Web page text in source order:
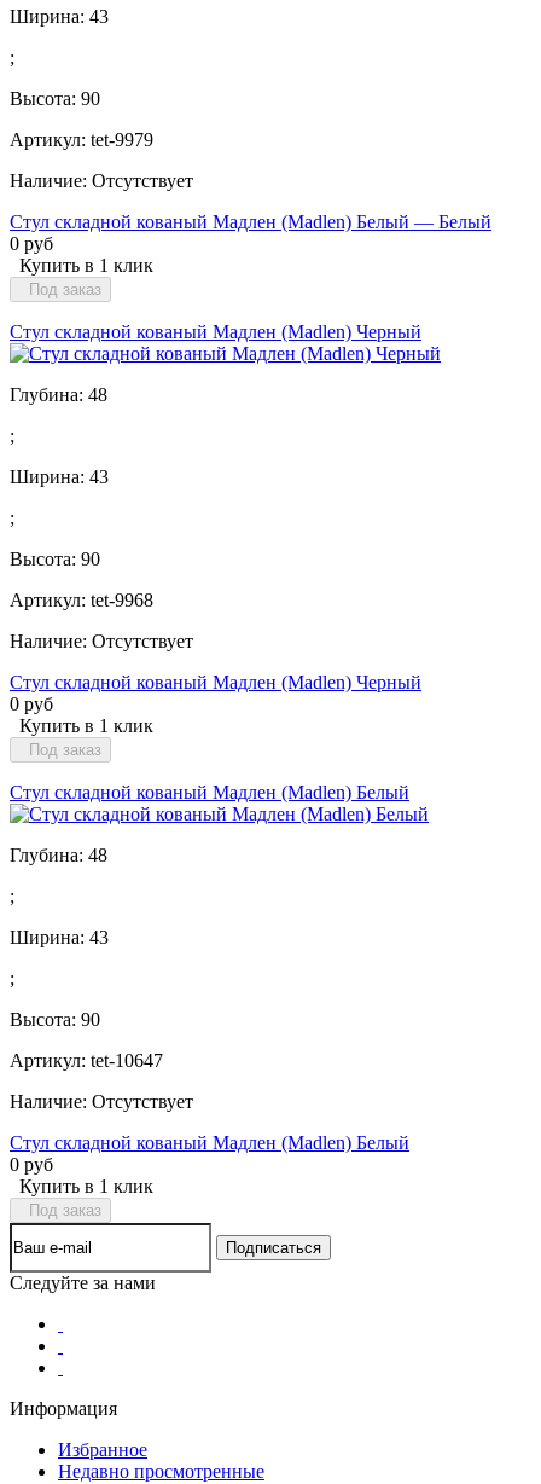
Ширина: 43
;
Высота: 90
Артикул: tet-9979
Наличие: Отсутствует
Стул складной кованый Мадлен (Madlen) Белый — Белый
0 руб
Купить в 1 клик
Под заказ
Стул складной кованый Мадлен (Madlen) Черный
Глубина: 48
;
Ширина: 43
;
Высота: 90
Артикул: tet-9968
Наличие: Отсутствует
Стул складной кованый Мадлен (Madlen) Черный
0 руб
Купить в 1 клик
Под заказ
Стул складной кованый Мадлен (Madlen) Белый
Глубина: 48
;
Ширина: 43
;
Высота: 90
Артикул: tet-10647
Наличие: Отсутствует
Стул складной кованый Мадлен (Madlen) Белый
0 руб
Купить в 1 клик
Под заказ
Следуйте за нами
Информация
Избранное
Недавно просмотренные